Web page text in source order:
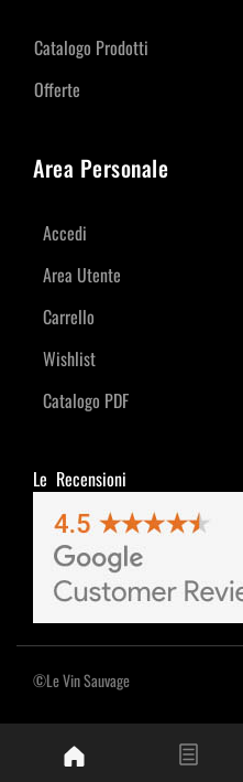
Catalogo Prodotti
Offerte
Area Personale
Accedi
Area Utente
Carrello
Wishlist
Catalogo PDF
Le Recensioni
©Le Vin Sauvage
Powered by